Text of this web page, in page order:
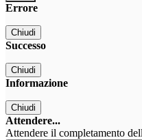
Errore
Chiudi
Successo
Chiudi
Informazione
Chiudi
Attendere...
Attendere il completamento